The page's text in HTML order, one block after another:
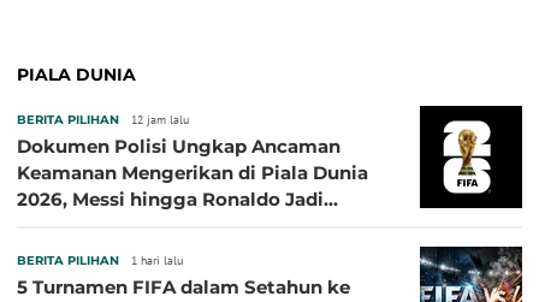
PIALA DUNIA
BERITA PILIHAN 12 jam lalu
Dokumen Polisi Ungkap Ancaman
Keamanan Mengerikan di Piala Dunia
2026, Messi hingga Ronaldo Jadi
BERITA PILIHAN 1 hari lalu
5 Turnamen FIFA dalam Setahun ke